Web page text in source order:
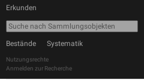
Erkunden
Bestände Systematik
Nutzungsrechte
Anmelden zur Recherche